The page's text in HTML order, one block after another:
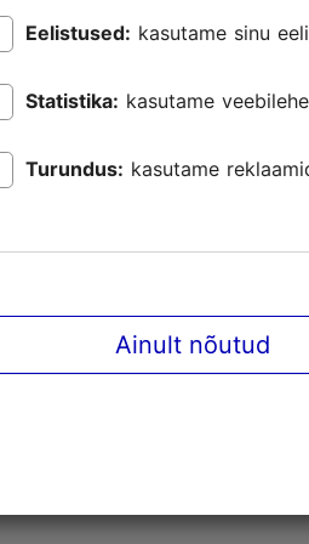
või ettepanekuid, võtke
Jälgi meid @ VisitTallinn
Eelistused: kasutame sinu
Statistika: kasutame
Turundus: kasutame
Ainult nõutud